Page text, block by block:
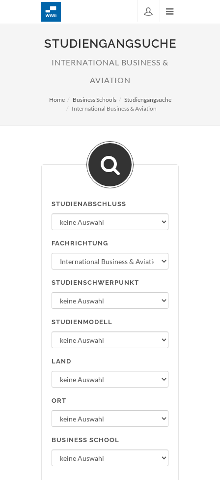
STUDIENGANGSUCHE
INTERNATIONAL BUSINESS &
AVIATION
Home Business Schools
Studiengangsuche
International Business & Aviation
STUDIENABSCHLUSS
FACHRICHTUNG
STUDIENSCHWERPUNKT
STUDIENMODELL
LAND
ORT
BUSINESS SCHOOL